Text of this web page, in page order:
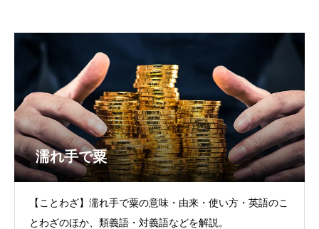
濡れ手で粟
【ことわざ】濡れ手で粟の意味・由来・使い方・英語のこ
とわざのほか、類義語・対義語などを解説。